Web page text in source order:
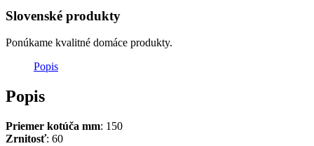
Slovenské produkty
Ponúkame kvalitné domáce produkty.
Popis
Popis
Priemer kotúča mm: 150
Zrnitosť: 60